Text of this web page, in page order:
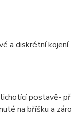
a diskrétní
postavě-
na bříšku a